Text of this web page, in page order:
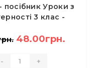
посібник Уроки з
3 клас -
О.В.
48.00грн.
- +